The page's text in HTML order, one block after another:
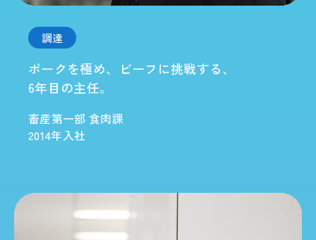
調達
ポークを極め、ビーフに挑戦する、
6年目の主任。
畜産第一部 食肉課
2014年入社